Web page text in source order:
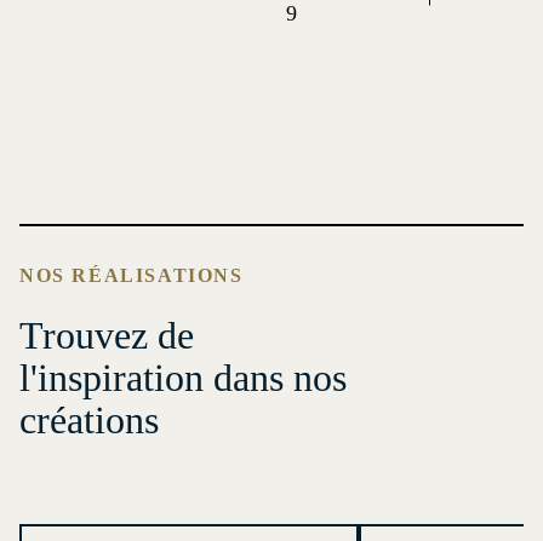
9
NOS RÉALISATIONS
Trouvez de
l'inspiration dans nos
créations